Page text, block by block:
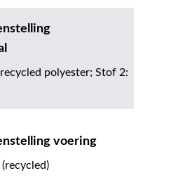
polyester; Stof 2:
voering